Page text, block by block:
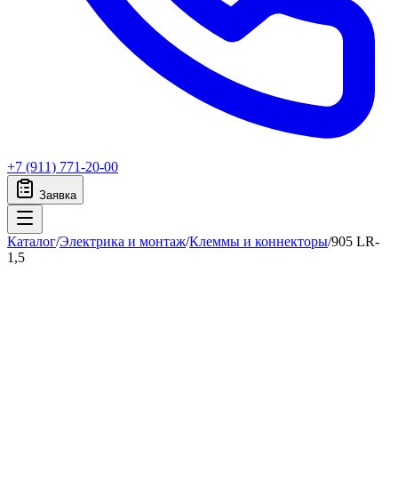
+7 (911) 771-20-00
Заявка
Каталог/Электрика и монтаж/Клеммы и коннекторы/905 LR-
1,5